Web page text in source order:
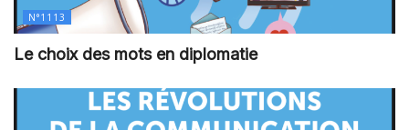
N°1113
Le choix des mots en diplomatie